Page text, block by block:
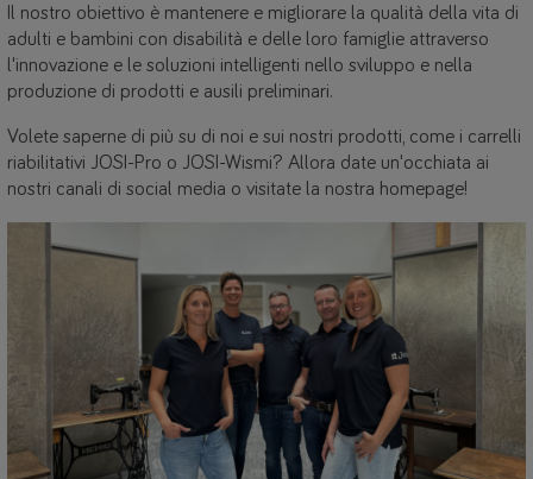
Il nostro obiettivo è mantenere e migliorare la qualità della vita di
adulti e bambini con disabilità e delle loro famiglie attraverso
l'innovazione e le soluzioni intelligenti nello sviluppo e nella
produzione di prodotti e ausili preliminari.
Volete saperne di più su di noi e sui nostri prodotti, come i carrelli
riabilitativi JOSI-Pro o JOSI-Wismi? Allora date un'occhiata ai
nostri canali di social media o visitate la nostra homepage!